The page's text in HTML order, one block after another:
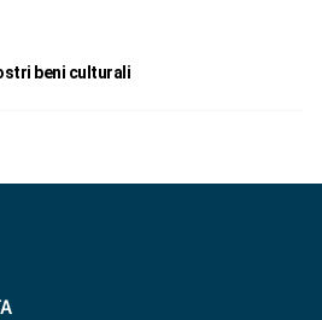
beni culturali